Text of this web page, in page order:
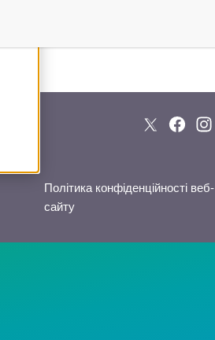
Політика конфіденційності веб-
сайту